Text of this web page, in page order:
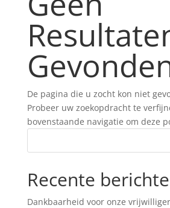
De pagina die u zocht kon niet
Probeer uw zoekopdracht te
bovenstaande navigatie om deze
Recente
Dankbaarheid voor onze